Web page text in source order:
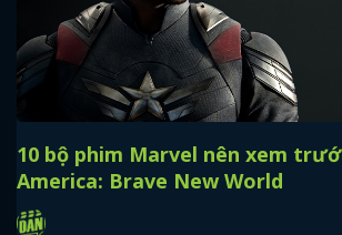
10 bộ phim Marvel nên xem
America: Brave New World